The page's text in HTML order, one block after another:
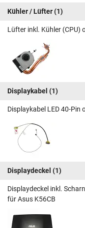
Kühler / Lüfter(1)
Lüfter inkl. Kühler (CPU)
Displaykabel (1)
Displaykabel LED 40-Pin
Displaydeckel (1)
Displaydeckel inkl.
für Asus K56CB